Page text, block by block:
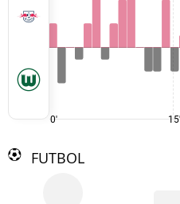
0' 15'
FUTBOL